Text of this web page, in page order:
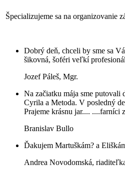
Špecializujeme sa na organizovanie
Dobrý deň, chceli by sme sa
šikovná, šoféri veľkí
Jozef Páleš, Mgr.
Na začiatku mája sme putovali
Cyrila a Metoda. V posledný
Prajeme krásnu jar....
Branislav Bullo
Ďakujem Martuškám? a
Andrea Novodomská,